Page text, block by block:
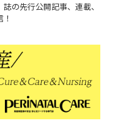
の先行公開記事、連載、